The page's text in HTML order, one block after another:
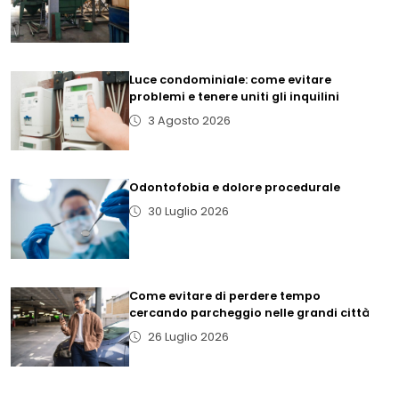
Luce condominiale: come evitare
problemi e tenere uniti gli inquilini
3 Agosto 2026
Odontofobia e dolore procedurale
30 Luglio 2026
Come evitare di perdere tempo
cercando parcheggio nelle grandi città
26 Luglio 2026